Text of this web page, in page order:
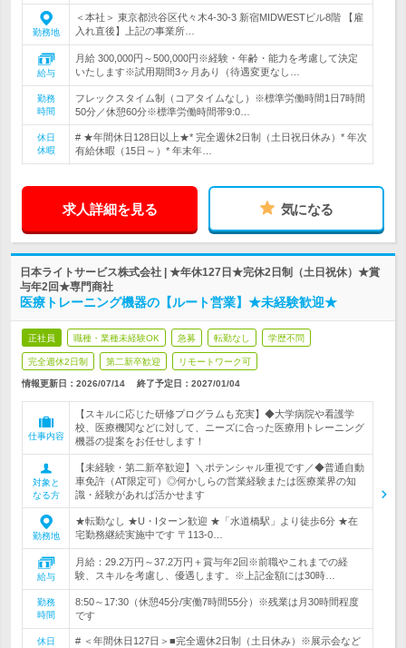
勤務地
＜本社＞ 東京都渋谷区代々木4-30-3 新宿MIDWESTビル8階 【雇
入れ直後】上記の事業所…
給与
月給 300,000円～500,000円※経験・年齢・能力を考慮して決定
いたします※試用期間3ヶ月あり（待遇変更なし…
勤務
時間
フレックスタイム制（コアタイムなし）※標準労働時間1日7時間
50分／休憩60分※標準労働時間帯9:0…
休日
休暇
# ★年間休日128日以上★* 完全週休2日制（土日祝日休み）* 年次
有給休暇（15日～）* 年末年…
求人詳細を見る 気になる
日本ライトサービス株式会社 | ★年休127日★完休2日制（土日祝休）★賞
与年2回★専門商社
医療トレーニング機器の【ルート営業】★未経験歓迎★
正社員 職種・業種未経験OK 急募 転勤なし 学歴不問
完全週休2日制 第二新卒歓迎 リモートワーク可
情報更新日：2026/07/14 終了予定日： 2027/01/04
仕事内容
【スキルに応じた研修プログラムも充実】◆大学病院や看護学
校、医療機関などに対して、ニーズに合った医療用トレーニング
機器の提案をお任せします！
対象と
なる方
【未経験・第二新卒歓迎】＼ポテンシャル重視です／◆普通自動
車免許（AT限定可）◎何かしらの営業経験または医療業界の知
識・経験があれば活かせます
勤務地
★転勤なし ★U・Iターン歓迎 ★「水道橋駅」より徒歩6分 ★在
宅勤務継続実施中です 〒113-0…
給与
月給：29.2万円～37.2万円＋賞与年2回※前職やこれまでの経
験、スキルを考慮し、優遇します。※上記金額には30時…
勤務
時間
8:50～17:30（休憩45分/実働7時間55分）※残業は月30時間程度
です
休日 # ＜年間休日127日＞■完全週休2日制（土日休み）※展示会など